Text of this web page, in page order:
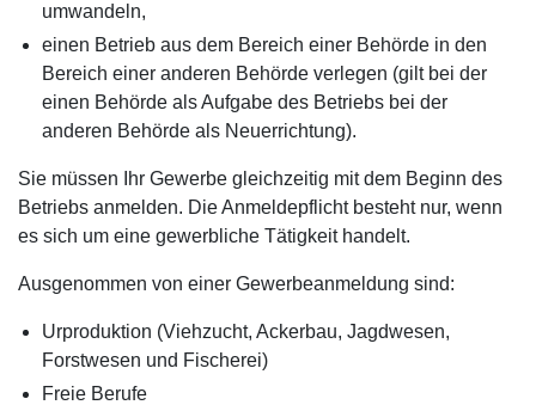
umwandeln,
einen Betrieb aus dem Bereich einer Behörde in den
Bereich einer anderen Behörde verlegen (gilt bei der
einen Behörde als Aufgabe des Betriebs bei der
anderen Behörde als Neuerrichtung).
Sie müssen Ihr Gewerbe gleichzeitig mit dem Beginn des
Betriebs anmelden. Die Anmeldepflicht besteht nur, wenn
es sich um eine gewerbliche Tätigkeit handelt.
Ausgenommen von einer Gewerbeanmeldung sind:
Urproduktion (Viehzucht, Ackerbau, Jagdwesen,
Forstwesen und Fischerei)
Freie Berufe